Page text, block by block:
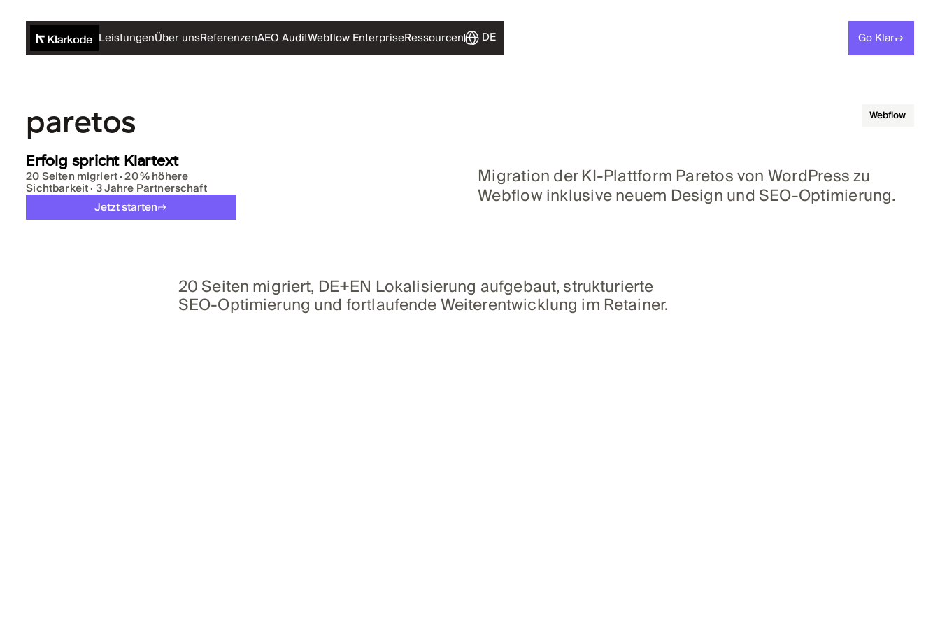
LeistungenÜber unsReferenzenAEO AuditWebflow EnterpriseRessourcen DE Go Klar
paretos Webflow
Erfolg spricht Klartext
20 Seiten migriert · 20 % höhere
Sichtbarkeit · 3 Jahre Partnerschaft
Jetzt starten
Migration der KI‑Plattform Paretos von WordPress zu
Webflow inklusive neuem Design und SEO‑Optimierung.
20 Seiten migriert, DE+EN Lokalisierung aufgebaut, strukturierte
SEO‑Optimierung und fortlaufende Weiterentwicklung im Retainer.